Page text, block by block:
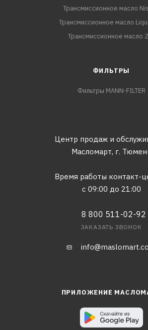
Трансмиссионное масло
Трансмиссионное масло
Трансмиссионное масло
ФИЛЬТРЫ
Фильтры MANN-FILTER
Центр продаж и
Масломарт, г.
Время работы контакт-
с 09:00 до 21:00
8 800 511-02-92
ЗАКАЗАТЬ ЗВОНОК
ПРИЛОЖЕНИЕ